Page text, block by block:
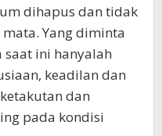
dihapus dan tidak
Yang diminta
saat ini hanyalah
keadilan dan
dan
pada kondisi